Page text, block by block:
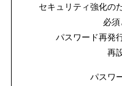
セキュリティ強化の
必須
パスワード再発
再
パスワ